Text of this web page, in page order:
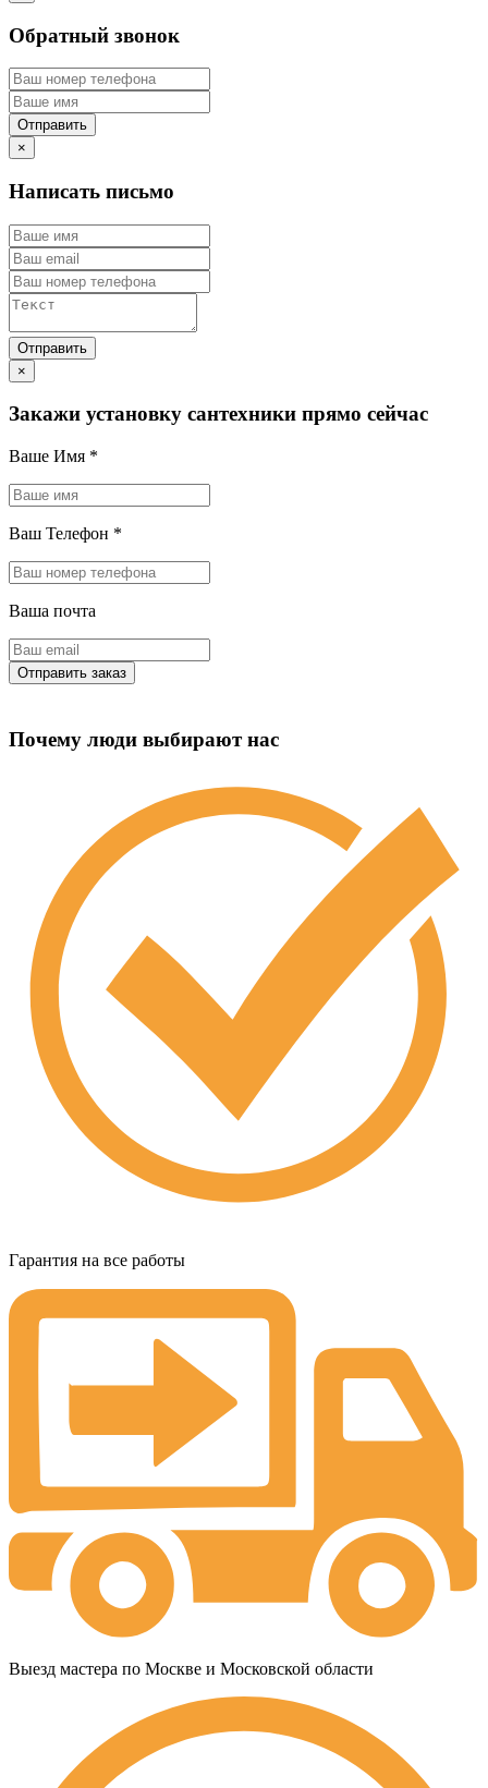
Обратный звонок
×
Написать письмо
×
Закажи установку сантехники прямо сейчас
Ваше Имя *
Ваш Телефон *
Ваша почта
Почему люди выбирают нас
Гарантия на все работы
Выезд мастера по Москве и Московской области